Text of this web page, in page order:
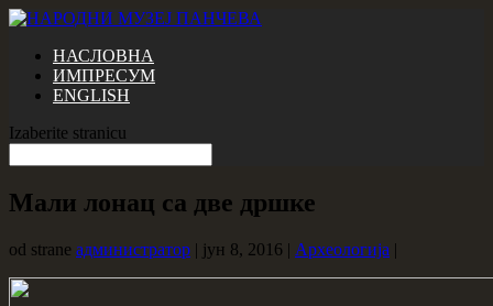
НАСЛОВНА
ИМПРЕСУМ
ENGLISH
Izaberite stranicu
Мали лонац са две дршке
od strane администратор | јун 8, 2016 | Археологија |